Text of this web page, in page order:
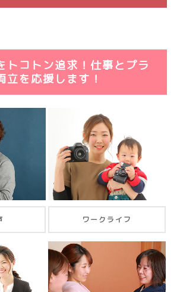
は雇用形態・契約により変動致し
トコトン追求！仕事とプラ
立を応援します！
ワークライフ